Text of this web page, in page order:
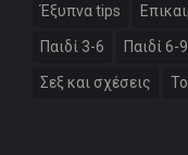
Έξυπνα tips
Παιδί 3-6 Παιδί 6-9
Σεξ και σχέσεις